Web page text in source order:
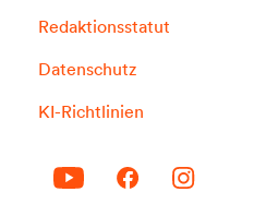
Redaktionsstatut
Datenschutz
KI-Richtlinien